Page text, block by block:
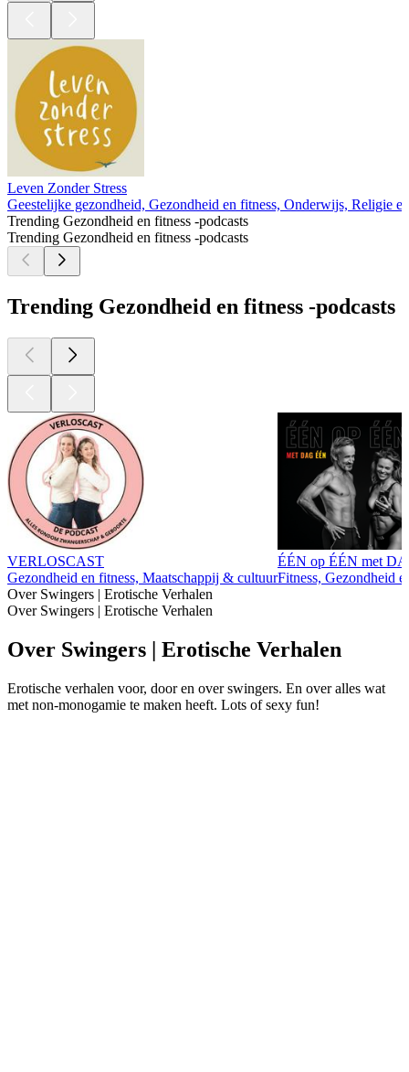
Leven Zonder Stress
Geestelijke gezondheid, Gezondheid en fitness, Onderwijs, Religie
Trending Gezondheid en fitness -podcasts
Trending Gezondheid en fitness -podcasts
Trending Gezondheid en fitness -podcasts
VERLOSCAST
Gezondheid en fitness, Maatschappij & cultuur
ÉÉN op ÉÉN met
Fitness, Gezondheid
Over Swingers | Erotische Verhalen
Over Swingers | Erotische Verhalen
Over Swingers | Erotische Verhalen
Erotische verhalen voor, door en over swingers. En over alles wat
met non-monogamie te maken heeft. Lots of sexy fun!